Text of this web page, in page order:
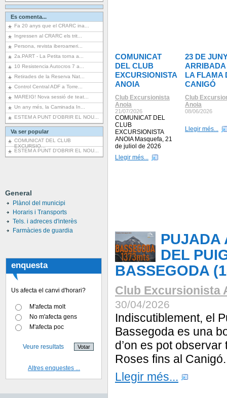
Es comenta...
Fa 20 anys que el CRARC ina...
Ingressen al CRARC els trit...
Persona, revista iberoameri...
2a.PART - La Petita torna a...
10 Resistencia Autocros 7 a...
Retirades de la Reserva Nat...
Control Central ADF a Torre...
MAREIG! Nova sessió de teat...
Un any més, la Caminada In...
ESTEM A PUNT D’OBRIR EL NOU...
Va ser popular
COMUNICAT DEL CLUB
EXCURSIO...
ESTEM A PUNT D’OBRIR EL NOU...
General
Plànol del municipi
Horaris i Transports
Tels. i adreces d'interès
Farmàcies de guardia
enquesta
Us afecta el canvi d'horari?
M'afecta molt
No m'afecta gens
M'afecta poc
Veure resultats
Altres enquestes ...
COMUNICAT
DEL CLUB
EXCURSIONISTA
ANOIA
Club Excursionista
Anoia
21/07/2026
COMUNICAT DEL
CLUB
EXCURSIONISTA
ANOIA Masquefa, 21
de juliol de 2026
Llegir més...
23 DE
ARRIBADA
LA FLAMA
CANIGÓ
Club
Anoia
08/06/2026
Llegir més...
PUJADA
DEL
BASSEGODA
Club Excursionista
30/04/2026
Indiscutiblement, el
Bassegoda es una
d’on es pot observar
Roses fins al Canigó.
Llegir més...